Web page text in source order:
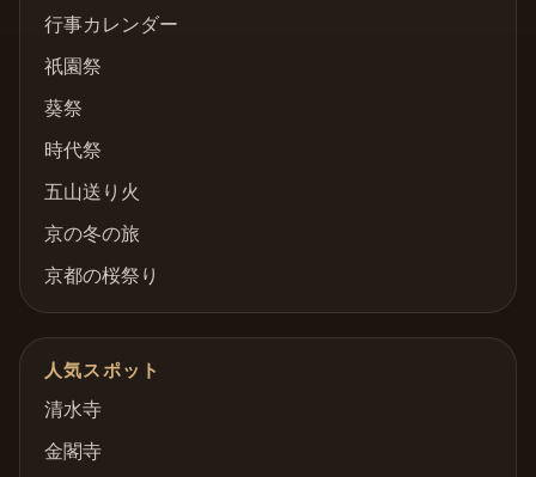
行事カレンダー
祇園祭
葵祭
時代祭
五山送り火
京の冬の旅
京都の桜祭り
人気スポット
清水寺
金閣寺